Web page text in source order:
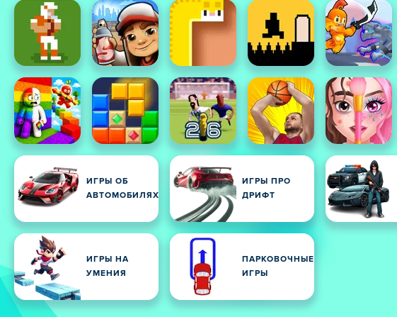
ИГРЫ ОБ
АВТОМОБИЛЯХ
ИГРЫ ПРО
ДРИФТ
ИГРЫ НА
УМЕНИЯ
ПАРКОВОЧНЫЕ
ИГРЫ